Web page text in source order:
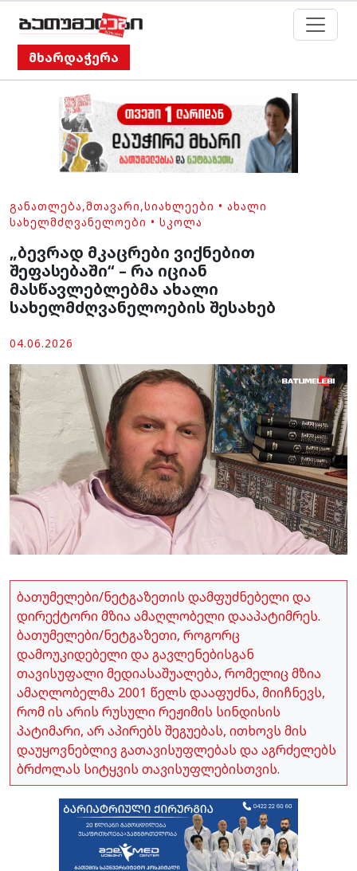
მხარდაჭერა
ᲒᲐᲜᲐᲗᲚᲔᲑᲐ,ᲛᲗᲐᲕᲐᲠᲘ,ᲡᲘᲐᲮᲚᲔᲔᲑᲘ • ᲐᲮᲐᲚᲘ
ᲡᲐᲮᲔᲚᲛᲫᲦᲕᲐᲜᲔᲚᲝᲔᲑᲘ • ᲡᲙᲝᲚᲐ
„ბევრად მკაცრები ვიქნებით
შეფასებაში“ – რა იციან
მასწავლებლებმა ახალი
სახელმძღვანელოების შესახებ
04.06.2026
ბათუმელები/ნეტგაზეთის დამფუძნებელი და
დირექტორი მზია ამაღლობელი დააპატიმრეს.
ბათუმელები/ნეტგაზეთი, როგორც
დამოუკიდებელი და გავლენებისგან
თავისუფალი მედიასაშუალება, რომელიც მზია
ამაღლობელმა 2001 წელს დააფუძნა, მიიჩნევს,
რომ ის არის რუსული რეჟიმის სინდისის
პატიმარი, არ აპირებს შეგუებას, ითხოვს მის
დაუყოვნებლივ გათავისუფლებას და აგრძელებს
ბრძოლას სიტყვის თავისუფლებისთვის.